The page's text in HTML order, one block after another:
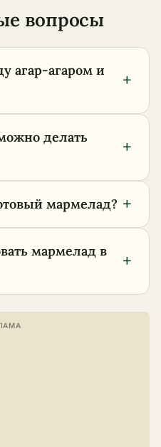
вопросы
агар-агаром и
+
делать
+
мармелад? +
мармелад в
+